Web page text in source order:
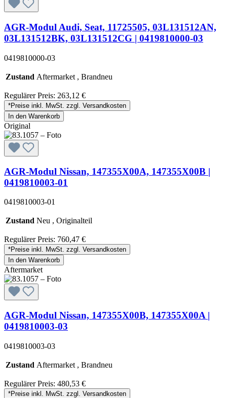
AGR-Modul Audi, Seat, 11725505, 03L131512AN,
03L131512BK, 03L131512CG | 0419810000-03
0419810000-03
Zustand Aftermarket , Brandneu
Regulärer Preis: 263,12 €
*Preise inkl. MwSt. zzgl. Versandkosten
In den Warenkorb
Original
AGR-Modul Nissan, 147355X00A, 147355X00B |
0419810003-01
0419810003-01
Zustand Neu , Originalteil
Regulärer Preis: 760,47 €
*Preise inkl. MwSt. zzgl. Versandkosten
In den Warenkorb
Aftermarket
AGR-Modul Nissan, 147355X00B, 147355X00A |
0419810003-03
0419810003-03
Zustand Aftermarket , Brandneu
Regulärer Preis: 480,53 €
*Preise inkl. MwSt. zzgl. Versandkosten